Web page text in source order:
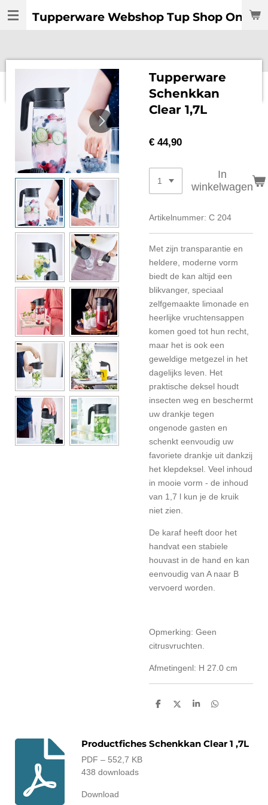
Ga
hoofdinhoud
Tupperware Webshop Tup Shop
Tupperware
Schenkkan
Clear 1,7L
€ 44,90
In
winkelwagen
Artikelnummer: C 204
Met zijn transparantie en
heldere, moderne vorm
biedt de kan altijd een
blikvanger, speciaal
zelfgemaakte limonade en
heerlijke vruchtensappen
komen goed tot hun recht,
maar het is ook een
geweldige metgezel in het
dagelijks leven. Het
praktische deksel houdt
insecten weg en beschermt
uw drankje tegen
ongenode gasten en
schenkt eenvoudig uw
favoriete drankje uit dankzij
het klepdeksel. Veel inhoud
in mooie vorm - de inhoud
van 1,7 l kun je de kruik
niet zien.
De karaf heeft door het
handvat een stabiele
houvast in de hand en kan
eenvoudig van A naar B
vervoerd worden.
Opmerking: Geen
citrusvruchten.
Afmetingenl: H 27.0 cm
D
n
D
S
e
D
n
Productfiches Schenkkan Clear 1 ,7L
PDF – 552,7 KB
438 downloads
Download